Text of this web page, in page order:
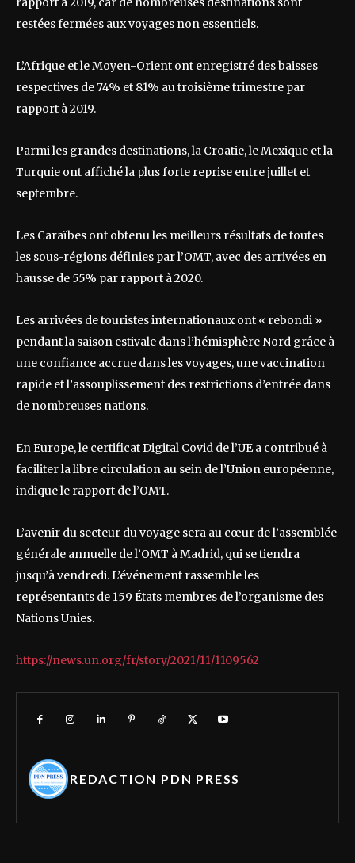
restées fermées aux voyages non essentiels.
L’Afrique et le Moyen-Orient ont enregistré des baisses
respectives de 74% et 81% au troisième trimestre par
rapport à 2019.
Parmi les grandes destinations, la Croatie, le Mexique et la
Turquie ont affiché la plus forte reprise entre juillet et
septembre.
Les Caraïbes ont obtenu les meilleurs résultats de toutes
les sous-régions définies par l’OMT, avec des arrivées en
hausse de 55% par rapport à 2020.
Les arrivées de touristes internationaux ont « rebondi »
pendant la saison estivale dans l’hémisphère Nord grâce à
une confiance accrue dans les voyages, une vaccination
rapide et l’assouplissement des restrictions d’entrée dans
de nombreuses nations.
En Europe, le certificat Digital Covid de l’UE a contribué à
faciliter la libre circulation au sein de l’Union européenne,
indique le rapport de l’OMT.
L’avenir du secteur du voyage sera au cœur de l’assemblée
générale annuelle de l’OMT à Madrid, qui se tiendra
jusqu’à vendredi. L’événement rassemble les
représentants de 159 États membres de l’organisme des
Nations Unies.
https://news.un.org/fr/story/2021/11/1109562
REDACTION PDN PRESS